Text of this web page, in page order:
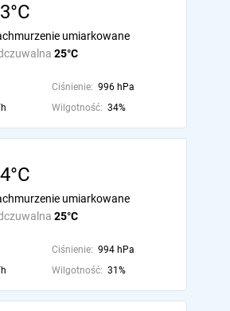
25°C
umiarkowane
Ciśnienie: 996 hPa
Wilgotność: 34%
25°C
umiarkowane
Ciśnienie: 994 hPa
Wilgotność: 31%